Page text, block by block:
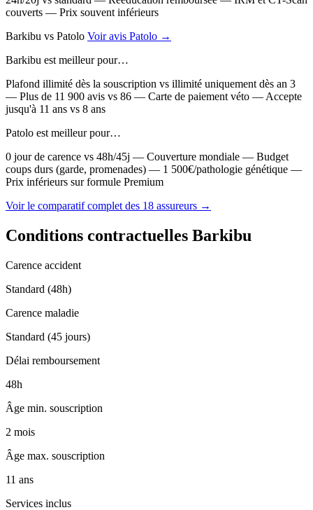
couverts — Prix souvent inférieurs
Barkibu vs Patolo Voir avis Patolo →
Barkibu est meilleur pour…
Plafond illimité dès la souscription vs illimité uniquement dès an 3
— Plus de 11 900 avis vs 86 — Carte de paiement véto — Accepte
jusqu'à 11 ans vs 8 ans
Patolo est meilleur pour…
0 jour de carence vs 48h/45j — Couverture mondiale — Budget
coups durs (garde, promenades) — 1 500€/pathologie génétique —
Prix inférieurs sur formule Premium
Voir le comparatif complet des 18 assureurs →
Conditions contractuelles Barkibu
Carence accident
Standard (48h)
Carence maladie
Standard (45 jours)
Délai remboursement
48h
Âge min. souscription
2 mois
Âge max. souscription
11 ans
Services inclus